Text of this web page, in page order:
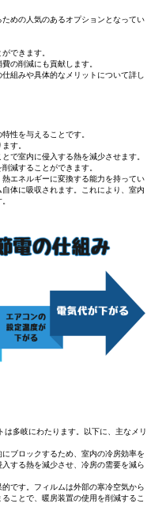
めの人気のあるオプションとなってい
できます。
の削減にも貢献します。
組みや具体的なメリットについて詳し
性を与えることです。
す。
で室内に侵入する熱を減少させます。
減することができます。
エネルギーに変換する能力を持ってい
体に吸収されます。これにより、室内
多岐にわたります。以下に、主なメリ
ブロックするため、室内の冷房効率を
する熱を減少させ、冷房の需要を減ら
です。フィルムは外部の寒冷空気から
ことで、暖房装置の使用を削減するこ